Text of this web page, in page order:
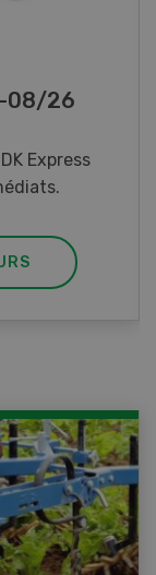
LANDI